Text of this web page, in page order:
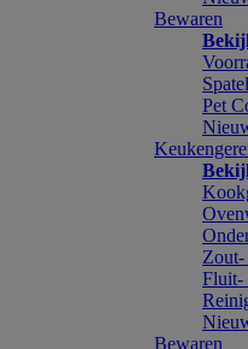
Bewaren
Pet
Zout-
Fluit-
Bewaren